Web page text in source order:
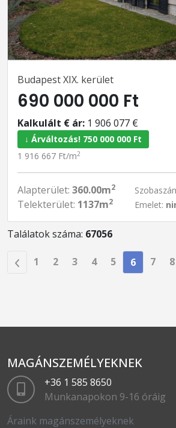
Budapest XIX. kerület
690 000 000 Ft
Kalkulált € ár: 1 906 077 €
↓ Árváltozás! 750 000 000 Ft
1 916 667 Ft/m2
Alapterület: 360.00m2
Telekterület: 1137m2
Emelet:
Találatok száma: 67056
1 2 3 4 5 6 7 8
MAGÁNSZEMÉLYEKNEK
+36 1 585 8650
Munkanapokon 9-16 óráig
Áraink magánszemélyeknek